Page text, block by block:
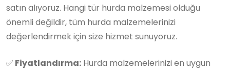
satın alıyoruz. Hangi tür hurda malzemesi olduğu
önemli değildir, tüm hurda malzemelerinizi
değerlendirmek için size hizmet sunuyoruz.
✅ Fiyatlandırma: Hurda malzemelerinizi en uygun